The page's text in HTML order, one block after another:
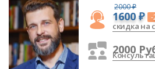
2000 ₽
1600 ₽ -
скидка на
2000